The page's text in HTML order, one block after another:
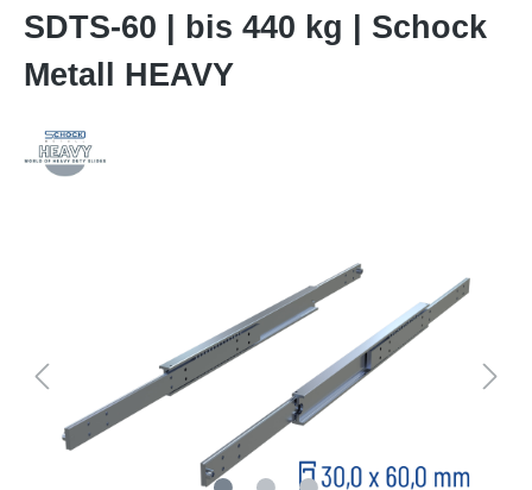
SDTS-60 | bis 440 kg | Schock
Metall HEAVY